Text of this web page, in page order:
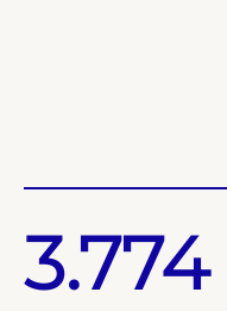
3.774